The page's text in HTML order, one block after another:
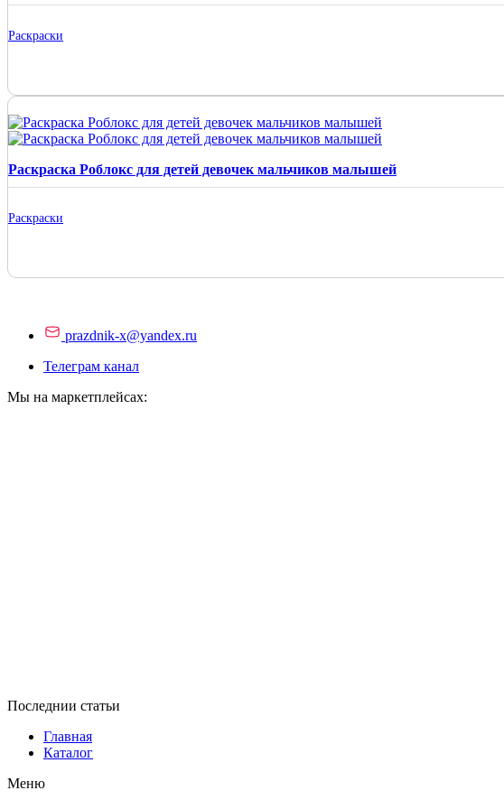
Раскраски
Раскраска Роблокс для детей девочек мальчиков малышей
Раскраски
prazdnik-x@yandex.ru
Телеграм канал
Мы на маркетплейсах:
Последнии статьи
Главная
Каталог
Меню